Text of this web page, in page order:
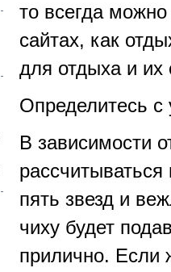
то всегда
сайтах, как
для отдыха и их
Определитесь
В зависимости
пять звезд и
чиху будет
прилично. Если